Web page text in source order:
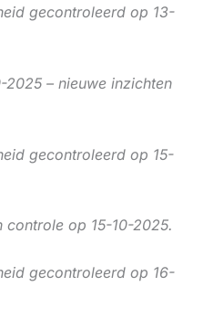
gecontroleerd op 13-
– nieuwe inzichten
gecontroleerd op 15-
controle op 15-10-2025.
gecontroleerd op 16-